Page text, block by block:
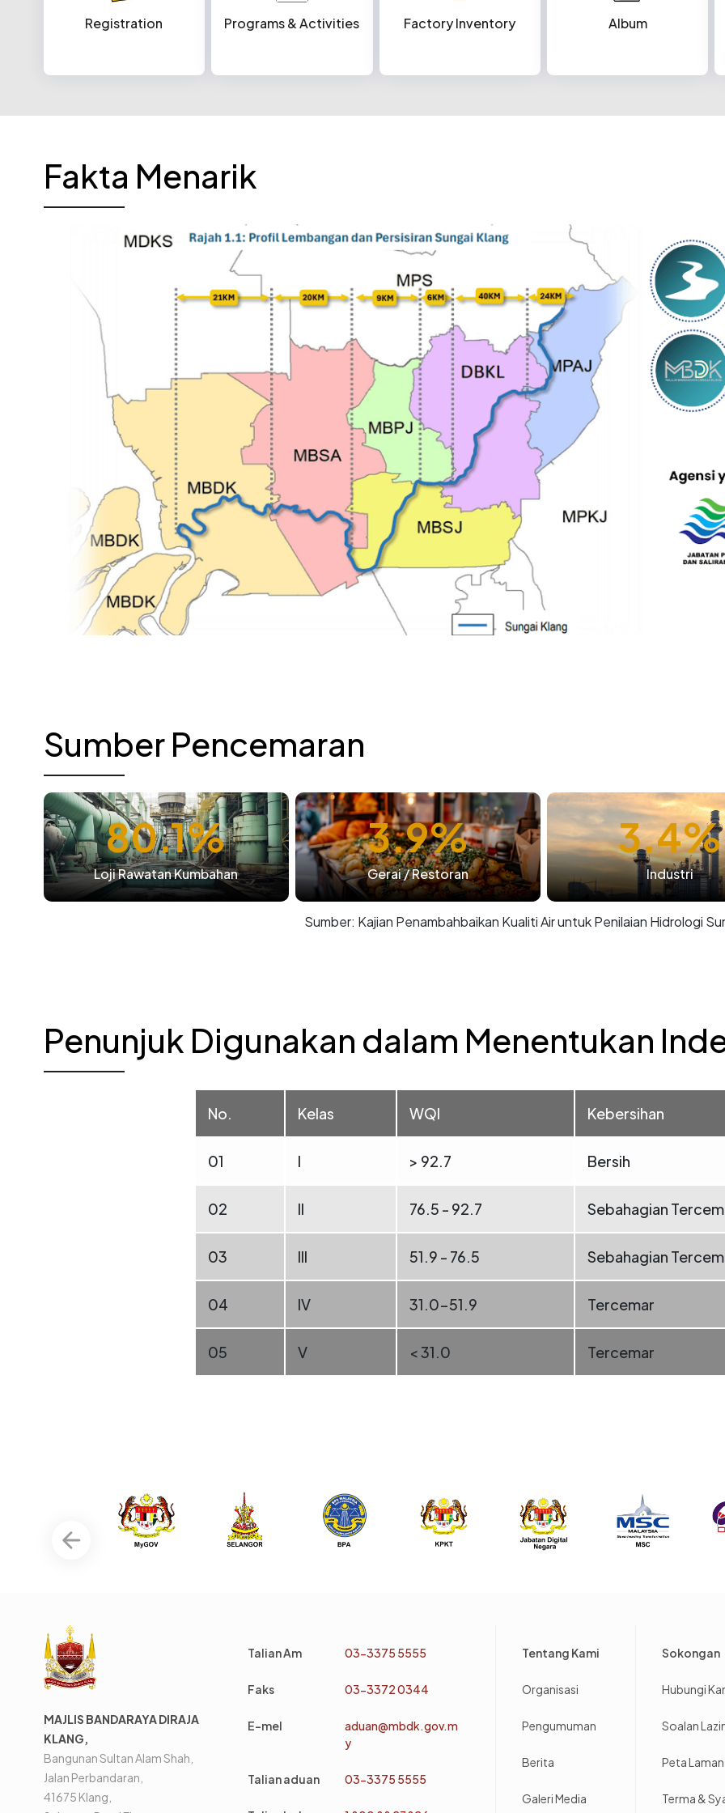
Registration Programs & Activities Factory Inventory Album
Fakta Menarik
Sumber Pencemaran
80.1%
Loji Rawatan Kumbahan
3.9%
Gerai / Restoran
3.4%
Industri
Sumber: Kajian Penambahbaikan Kualiti Air untuk Penilaian Hidrologi
Penunjuk Digunakan dalam Menentukan
No. Kelas WQI Kebersihan
01 I > 92.7 Bersih
02 II 76.5 - 92.7 Sebahagian
03 III 51.9 - 76.5 Sebahagian
04 IV 31.0-51.9 Tercemar
05 V < 31.0 Tercemar
MAJLIS BANDARAYA DIRAJA
KLANG,
Bangunan Sultan Alam Shah,
Jalan Perbandaran,
41675 Klang,
Talian Am 03-3375 5555
Faks 03-3372 0344
E-mel
aduan@mbdk.gov.m
y
Talian aduan 03-3375 5555
Tentang Kami
Organisasi
Pengumuman
Berita
Galeri Media
Sokongan
Hubungi
Soalan
Peta Laman
Terma &